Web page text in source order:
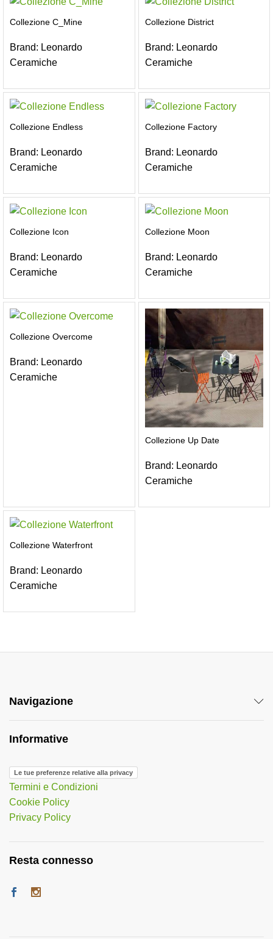
Collezione C_Mine
Brand: Leonardo
Ceramiche
Collezione District
Brand: Leonardo
Ceramiche
Collezione Endless
Brand: Leonardo
Ceramiche
Collezione Factory
Brand: Leonardo
Ceramiche
Collezione Icon
Brand: Leonardo
Ceramiche
Collezione Moon
Brand: Leonardo
Ceramiche
Collezione Overcome
Brand: Leonardo
Ceramiche
Collezione Up Date
Brand: Leonardo
Ceramiche
Collezione Waterfront
Brand: Leonardo
Ceramiche
Navigazione
Informative
Le tue preferenze relative alla privacy
Termini e Condizioni
Cookie Policy
Privacy Policy
Resta connesso